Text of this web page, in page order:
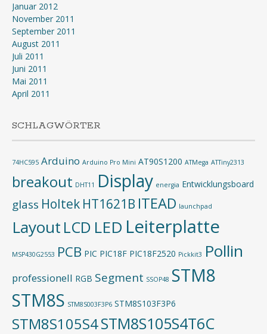
Januar 2012
November 2011
September 2011
August 2011
Juli 2011
Juni 2011
Mai 2011
April 2011
SCHLAGWÖRTER
74HC595 Arduino Arduino Pro Mini AT90S1200 ATMega ATTiny2313
breakout DHT11 Display energia Entwicklungsboard
glass Holtek HT1621B ITEAD launchpad
Layout LCD LED Leiterplatte
MSP430G2553 PCB PIC PIC18F PIC18F2520 Pickkit3 Pollin
professionell RGB Segment SSOP48 STM8
STM8S STM8S003F3P6 STM8S103F3P6
STM8S105S4STM8S105S4T6C